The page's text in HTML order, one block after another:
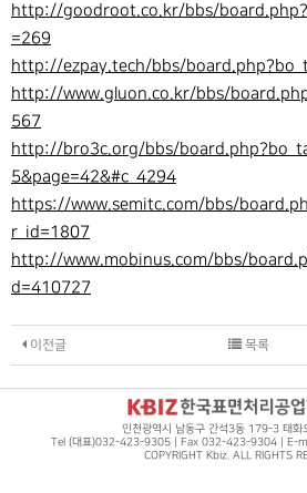
http://goodroot.co.kr/bbs/
=269
http://ezpay.tech/bbs/
http://www.gluon.co.kr/bbs/
567
http://bro3c.org/bbs/
5&page=42&#c_4294
https://www.semitc.com/bbs/
r_id=1807
http://www.mobinus.com/bbs/
d=410727
이전글 목록
인천광역시 남동구 간석3동 179-3 태화
Tel (대표)032-423-9305 | Fax 032-423-9304 | E-
COPYRIGHT Kbiz. ALL RIGHTS